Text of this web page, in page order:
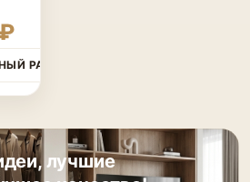
РАСЧЁТ
лучшие
качество!